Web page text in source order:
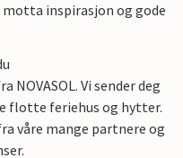
inspirasjon og gode
Vi sender deg
flotte feriehus og hytter.
våre mange partnere og